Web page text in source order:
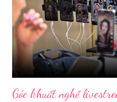
Góc khuất nghề